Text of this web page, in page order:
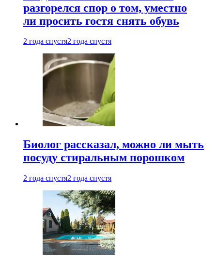
разгорелся спор о том, уместно
ли просить гостя снять обувь
2 года спустя2 года спустя
Биолог рассказал, можно ли мыть
посуду стиральным порошком
2 года спустя2 года спустя